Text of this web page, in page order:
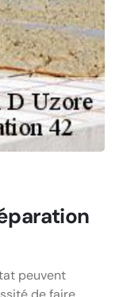
peuvent